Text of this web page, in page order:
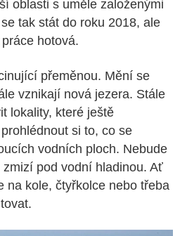
oblasti s uměle založenými
tak stát do roku 2018, ale
hotová.
přeměnou. Mění se
vznikají nová jezera. Stále
lokality, které ještě
si to, co se
vodních ploch. Nebude
pod vodní hladinou. Ať
na kole, čtyřkolce nebo třeba